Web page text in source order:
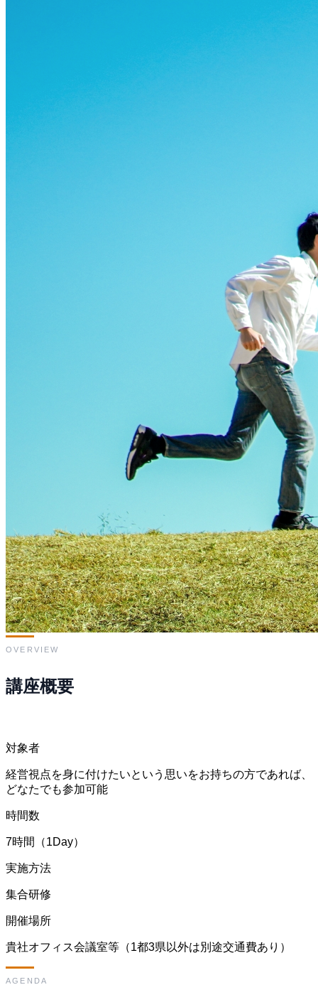
OVERVIEW
講座概要
対象者
経営視点を身に付けたいという思いをお持ちの方であれば、
どなたでも参加可能
時間数
7時間（1Day）
実施方法
集合研修
開催場所
貴社オフィス会議室等（1都3県以外は別途交通費あり）
AGENDA